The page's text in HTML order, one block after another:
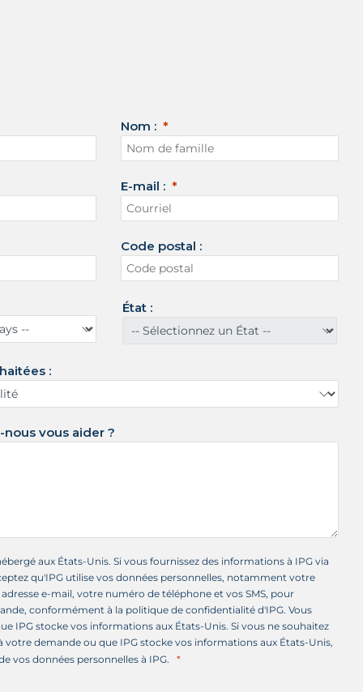
Nom :
E-mail :
Code postal :
État :
:
vous aider ?
aux États-Unis. Si vous fournissez des informations à IPG via
qu'IPG utilise vos données personnelles, notamment votre
e-mail, votre numéro de téléphone et vos SMS, pour
conformément à la politique de confidentialité d'IPG. Vous
IPG stocke vos informations aux États-Unis. Si vous ne souhaitez
votre demande ou que IPG stocke vos informations aux États-Unis,
vos données personnelles à IPG.